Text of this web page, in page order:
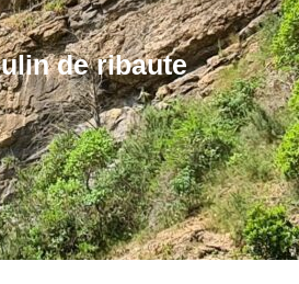
de ribaute